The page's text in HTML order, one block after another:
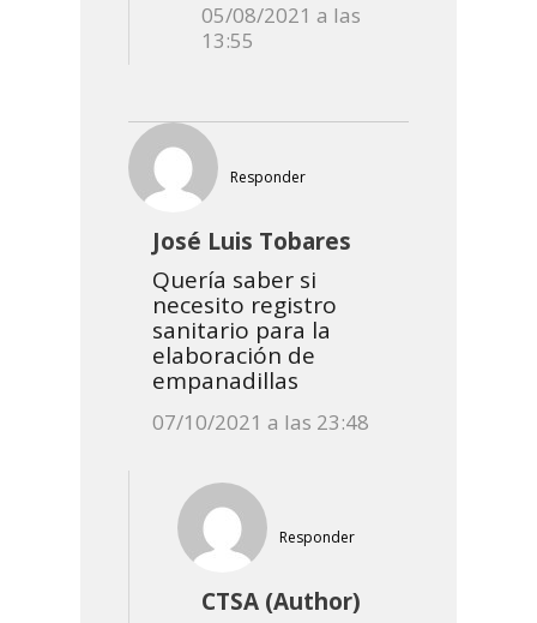
05/08/2021 a las
13:55
José Luis Tobares
Responder
Quería saber si
necesito registro
sanitario para la
elaboración de
empanadillas
07/10/2021 a las 23:48
CTSA (Author)
Responder